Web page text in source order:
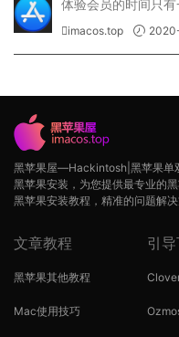
体验会员的时间只
imacos.top
黑苹果屋—Hackintosh|黑苹果单
黑苹果安装，为您提供最专业的
黑苹果安装教程，精准的问题解
文章教程
黑苹果其他教程
Mac使用技巧
引